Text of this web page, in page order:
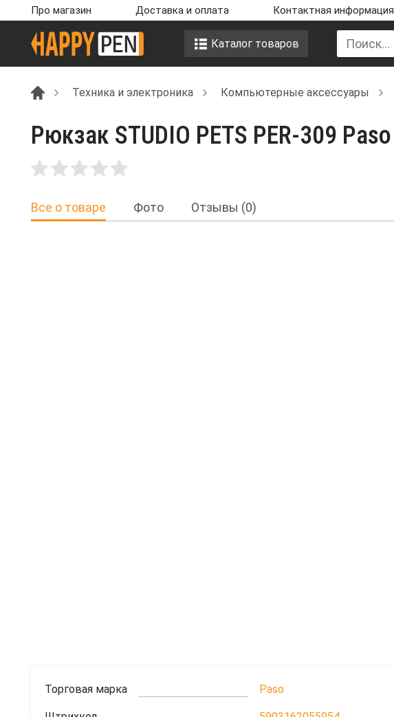
Про магазин Доставка и оплата Контактная информация
Каталог товаров
Техника и электроника Компьютерные аксессуары
Рюкзак STUDIO PETS PER-309 Paso
Все о товаре Фото Отзывы (0)
Торговая марка Paso